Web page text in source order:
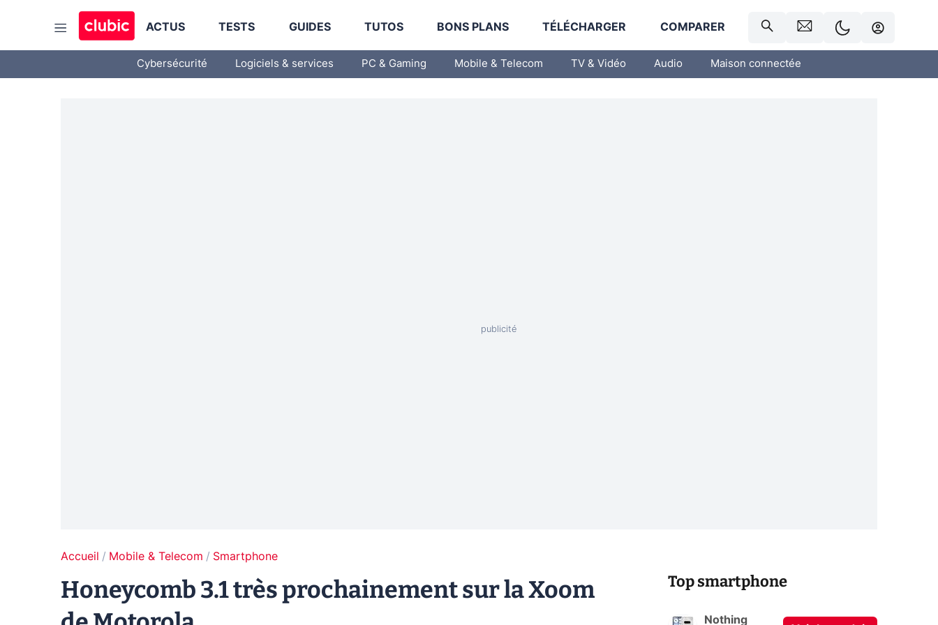
ACTUS TESTS GUIDES TUTOS BONS PLANS TÉLÉCHARGER COMPARER
Cybersécurité Logiciels & services PC & Gaming Mobile & Telecom TV & Vidéo Audio Maison connectée
Accueil Mobile & Telecom Smartphone
Honeycomb 3.1 très prochainement sur la Xoom
Top smartphone
Nothing